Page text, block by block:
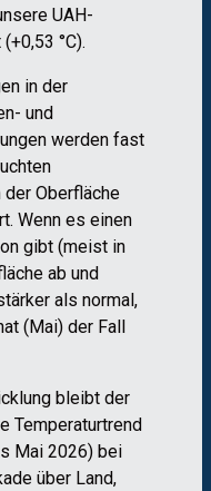
UAH-
°C).
in der
und
werden fast
Oberfläche
Wenn es einen
gibt (meist in
ab und
als normal,
(Mai) der Fall
bleibt der
Temperaturtrend
Mai 2026) bei
über Land,